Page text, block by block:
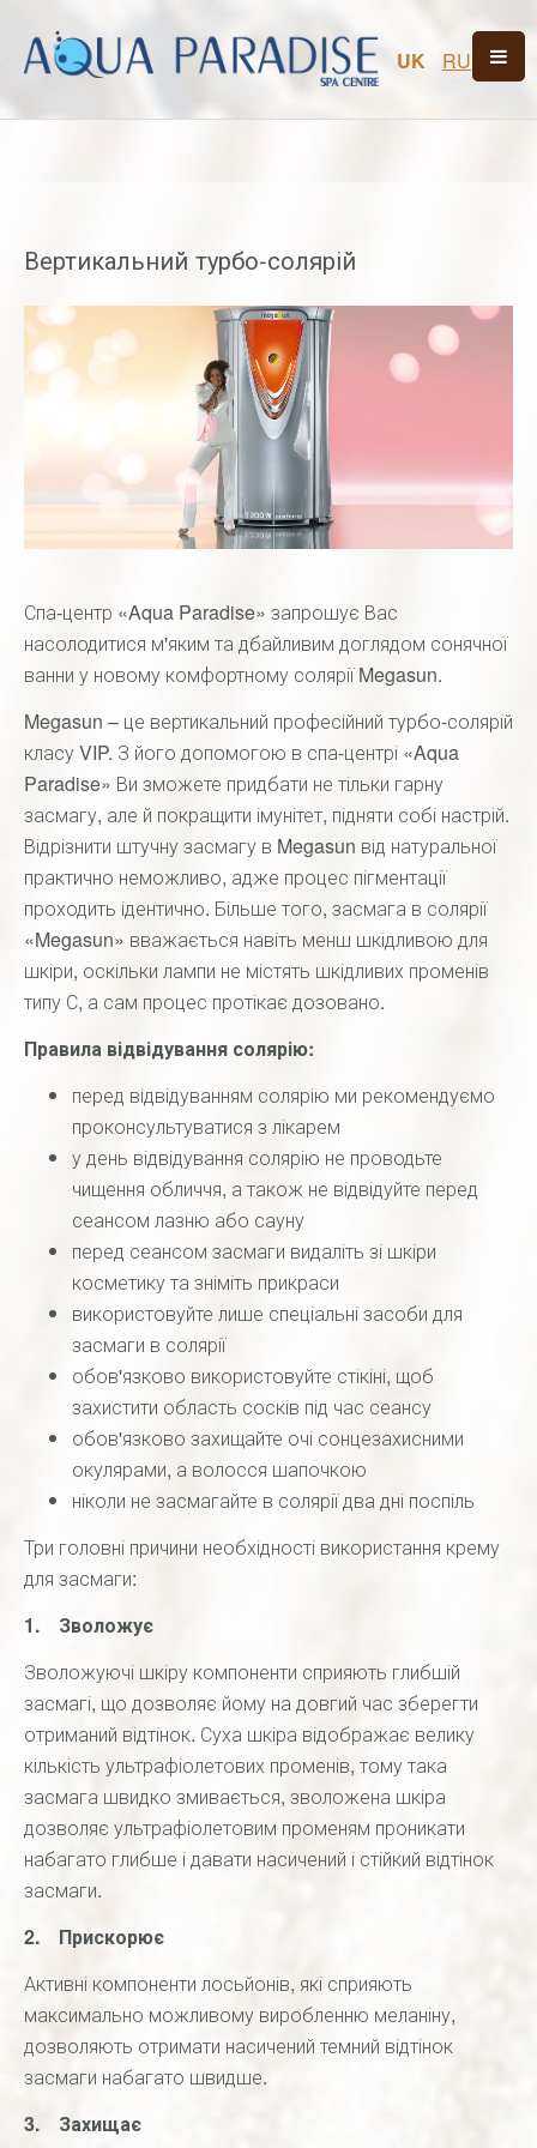
UK RU
Вертикальний турбо-солярій
Спа-центр «Aqua Paradise» запрошує Вас
насолодитися м'яким та дбайливим доглядом сонячної
ванни у новому комфортному солярії Megasun.
Megasun – це вертикальний професійний турбо-солярій
класу VIP. З його допомогою в спа-центрі «Aqua
Paradise» Ви зможете придбати не тільки гарну
засмагу, але й покращити імунітет, підняти собі настрій.
Відрізнити штучну засмагу в Megasun від натуральної
практично неможливо, адже процес пігментації
проходить ідентично. Більше того, засмага в солярії
«Megasun» вважається навіть менш шкідливою для
шкіри, оскільки лампи не містять шкідливих променів
типу С, а сам процес протікає дозовано.
Правила відвідування солярію:
перед відвідуванням солярію ми рекомендуємо
проконсультуватися з лікарем
у день відвідування солярію не проводьте
чищення обличчя, а також не відвідуйте перед
сеансом лазню або сауну
перед сеансом засмаги видаліть зі шкіри
косметику та зніміть прикраси
використовуйте лише спеціальні засоби для
засмаги в солярії
обов'язково використовуйте стікіні, щоб
захистити область сосків під час сеансу
обов'язково захищайте очі сонцезахисними
окулярами, а волосся шапочкою
ніколи не засмагайте в солярії два дні поспіль
Три головні причини необхідності використання крему
для засмаги:
1. Зволожує
Зволожуючі шкіру компоненти сприяють глибшій
засмагі, що дозволяє йому на довгий час зберегти
отриманий відтінок. Суха шкіра відображає велику
кількість ультрафіолетових променів, тому така
засмага швидко змивається, зволожена шкіра
дозволяє ультрафіолетовим променям проникати
набагато глибше і давати насичений і стійкий відтінок
засмаги.
2. Прискорює
Активні компоненти лосьйонів, які сприяють
максимально можливому виробленню меланіну,
дозволяють отримати насичений темний відтінок
засмаги набагато швидше.
3. Захищає